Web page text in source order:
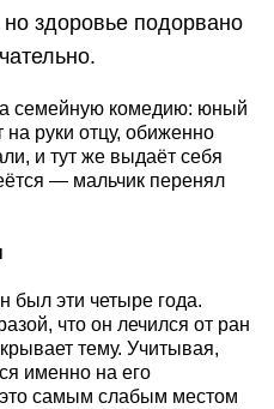
здоровье подорвано
семейную комедию: юный
руки отцу, обиженно
и тут же выдаёт себя
— мальчик перенял
эти четыре года.
что он лечился от ран
тему. Учитывая,
именно на его
самым слабым местом